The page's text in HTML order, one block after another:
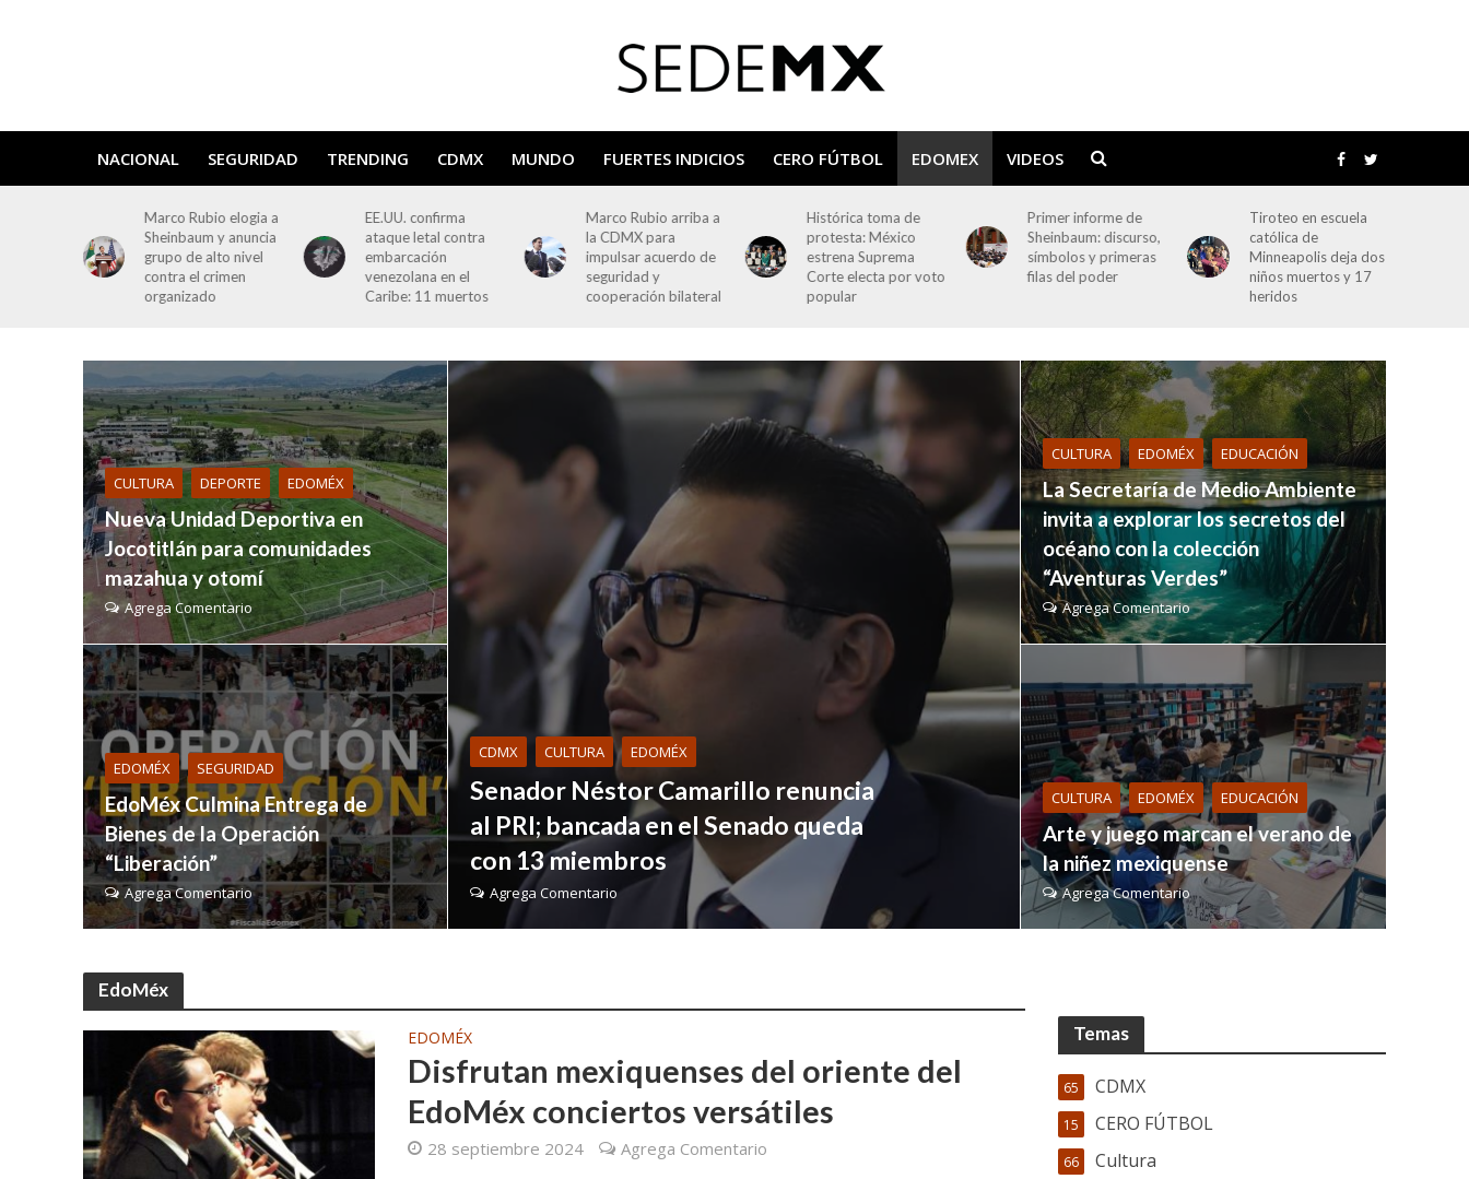
NACIONAL SEGURIDAD TRENDING CDMX MUNDO FUERTES INDICIOS CERO FÚTBOL EDOMEX VIDEOS
EE.UU. confirma
ataque letal contra
embarcación
venezolana en el
Caribe: 11 muertos
Marco Rubio arriba a
la CDMX para
impulsar acuerdo de
seguridad y
cooperación bilateral
Histórica toma de
protesta: México
estrena Suprema
Corte electa por voto
popular
Primer informe de
Sheinbaum: discurso,
símbolos y primeras
filas del poder
Tiroteo en escuela
católica de
Minneapolis deja dos
niños muertos y 17
Senador Néstor
Camarillo renuncia al
PRI; bancada en el
Senado queda con 13
miembros
CDMX CULTURA EDOMÉX
Senador Néstor Camarillo renuncia
al PRI; bancada en el Senado queda
con 13 miembros
Agrega Comentario
CULTURA DEPORTE EDOMÉX
Nueva Unidad Deportiva en
Jocotitlán para comunidades
mazahua y otomí
Agrega Comentario
EDOMÉX SEGURIDAD
EdoMéx Culmina Entrega de
Bienes de la Operación
“Liberación”
Agrega Comentario
CULTURA EDOMÉX EDUCACIÓN
La Secretaría de Medio Ambiente
invita a explorar los secretos del
océano con la colección
“Aventuras Verdes”
Agrega Comentario
CULTURA EDOMÉX EDUCACIÓN
Arte y juego marcan el verano de
la niñez mexiquense
Agrega Comentario
EdoMéx
EDOMÉX
Disfrutan mexiquenses del oriente del
EdoMéx conciertos versátiles
28 septiembre 2024 Agrega Comentario
Temas
CDMX
65
CERO FÚTBOL
15
Cultura
66